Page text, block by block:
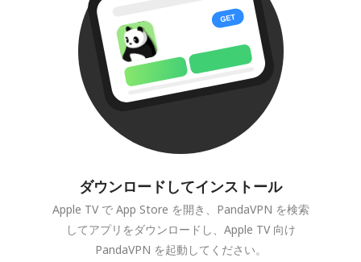
ダウンロードしてインストール
Apple TV で App Store を開き、PandaVPN を検索
してアプリをダウンロードし、Apple TV 向け
PandaVPN を起動してください。